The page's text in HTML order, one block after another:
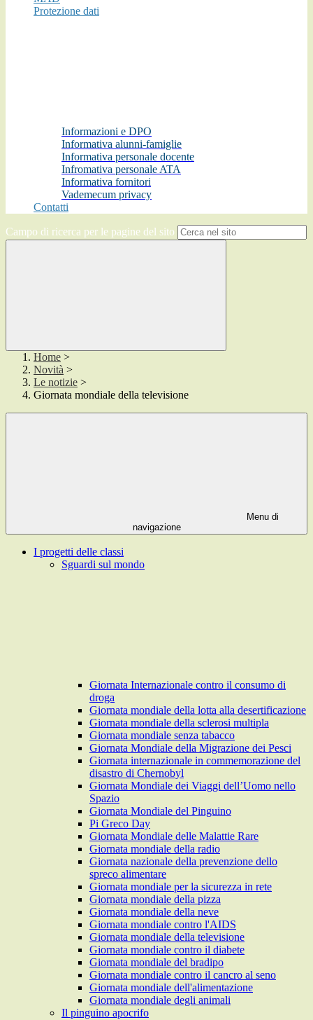
Protezione dati
Informazioni e DPO
Informativa alunni-famiglie
Informativa personale docente
Infromativa personale ATA
Informativa fornitori
Vademecum privacy
Contatti
Campo di ricerca per le pagine del sito
Home >
Novità >
Le notizie >
Giornata mondiale della televisione
Menu di
navigazione
I progetti delle classi
Sguardi sul mondo
Giornata Internazionale contro il consumo di
droga
Giornata mondiale della lotta alla desertificazione
Giornata mondiale della sclerosi multipla
Giornata mondiale senza tabacco
Giornata Mondiale della Migrazione dei Pesci
Giornata internazionale in commemorazione del
disastro di Chernobyl
Giornata Mondiale dei Viaggi dell’Uomo nello
Spazio
Giornata Mondiale del Pinguino
Pi Greco Day
Giornata Mondiale delle Malattie Rare
Giornata mondiale della radio
Giornata nazionale della prevenzione dello
spreco alimentare
Giornata mondiale per la sicurezza in rete
Giornata mondiale della pizza
Giornata mondiale della neve
Giornata mondiale contro l'AIDS
Giornata mondiale della televisione
Giornata mondiale contro il diabete
Giornata mondiale del bradipo
Giornata mondiale contro il cancro al seno
Giornata mondiale dell'alimentazione
Giornata mondiale degli animali
Il pinguino apocrifo